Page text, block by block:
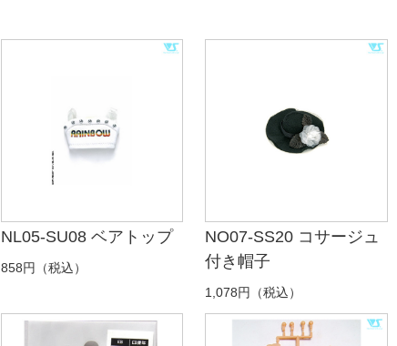
NL05-SU08 ベアトップ
858円（税込）
NO07-SS20 コサージュ
付き帽子
1,078円（税込）